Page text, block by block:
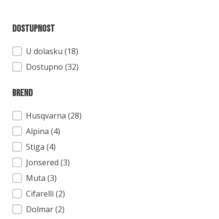
Dostupnost
Dostupnost
U dolasku (18)
Dostupno (32)
Brend
BrendHusqvarna (28)
Alpina (4)
Stiga (4)
Jonsered (3)
Muta (3)
Cifarelli (2)
Dolmar(2)